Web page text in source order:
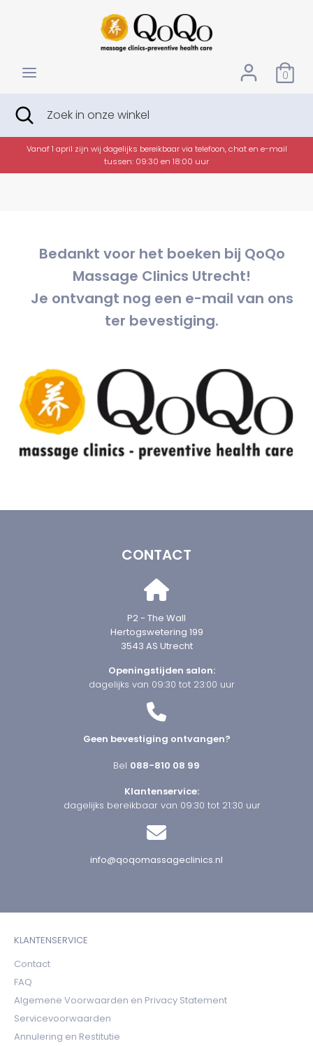
0
Zoeken
winkel
Zoeken
onze
winkel
Zoekopdracht
sluiten
Vanaf 1 april zijn wij dagelijks bereikbaar via telefoon, chat en e-mail
tussen: 09:30 en 18:00 uur
Bedankt voor het boeken bij QoQo
Massage Clinics Utrecht!
Je ontvangt nog een e-mail van ons
ter bevestiging.
CONTACT
P2 - The Wall
Hertogswetering 199
3543 AS Utrecht
Openingstijden salon:
dagelijks van 09:30 tot 23:00 uur
Geen bevestiging ontvangen?
Bel 088-810 08 99
Klantenservice:
dagelijks bereikbaar van 09:30 tot 21:30 uur
info@qoqomassageclinics.nl
KLANTENSERVICE
Contact
FAQ
Algemene Voorwaarden en Privacy Statement
Servicevoorwaarden
Annulering en Restitutie